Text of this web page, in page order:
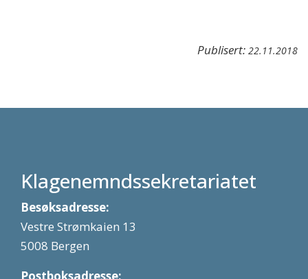
Publisert: 22.11.2018
Klagenemndssekretariatet
Besøksadresse:
Vestre Strømkaien 13
5008 Bergen